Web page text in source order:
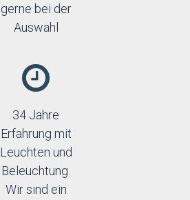
gerne bei der
Auswahl
34 Jahre
Erfahrung mit
Leuchten und
Beleuchtung.
Wir sind ein